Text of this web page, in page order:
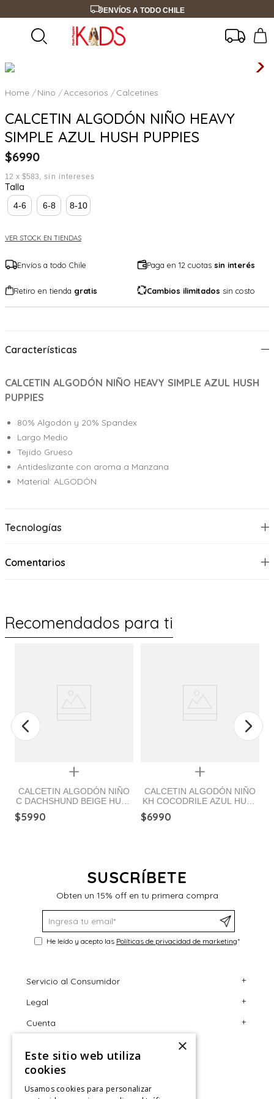
ENVÍOS A TODO CHILE
Nino Accesorios Calcetines
CALCETIN ALGODÓN NIÑO HEAVY
SIMPLE AZUL HUSH PUPPIES
$6990
12 x $583 sin intereses
Talla
4-6 6-8 8-10
VER STOCK EN TIENDAS
Envíos a todo Chile Paga en 12 cuotas sin interés
Retiro en tienda gratis Cambios ilimitados sin costo
Características
CALCETIN ALGODÓN NIÑO HEAVY SIMPLE AZUL HUSH
PUPPIES
80% Algodón y 20% Spandex
Largo Medio
Tejido Grueso
Antideslizante con aroma a Manzana
Material: ALGODÓN
Tecnologías
Comentarios
Recomendados para ti
Quickview
CALCETIN ALGODÓN NIÑO
C DACHSHUND BEIGE HUSH
$5990
Quickview
CALCETIN ALGODÓN NIÑO
KH COCODRILE AZUL HUSH
$6990
SUSCRÍBETE
Obten un 15% off en tu primera compra
He leído y acepto las Políticas de privacidad de marketing*
Servicio al Consumidor +
Centro de Ayuda
Contáctanos
Retiro en tienda
Tiendas
Legal +
Términos y Condiciones
Cambios, Retracto y Garantía
Políticas de Privacidad
Cuenta +
Sigue tu compra
Historial de Compras
×
Este sitio web utiliza
cookies
Usamos cookies para personalizar